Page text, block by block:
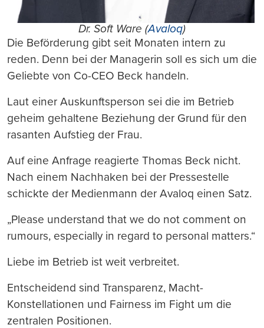
Dr. Soft Ware (Avaloq)
Die Beförderung gibt seit Monaten intern zu
reden. Denn bei der Managerin soll es sich um die
Geliebte von Co-CEO Beck handeln.
Laut einer Auskunftsperson sei die im Betrieb
geheim gehaltene Beziehung der Grund für den
rasanten Aufstieg der Frau.
Auf eine Anfrage reagierte Thomas Beck nicht.
Nach einem Nachhaken bei der Pressestelle
schickte der Medienmann der Avaloq einen Satz.
„Please understand that we do not comment on
rumours, especially in regard to personal matters.“
Liebe im Betrieb ist weit verbreitet.
Entscheidend sind Transparenz, Macht-
Konstellationen und Fairness im Fight um die
zentralen Positionen.